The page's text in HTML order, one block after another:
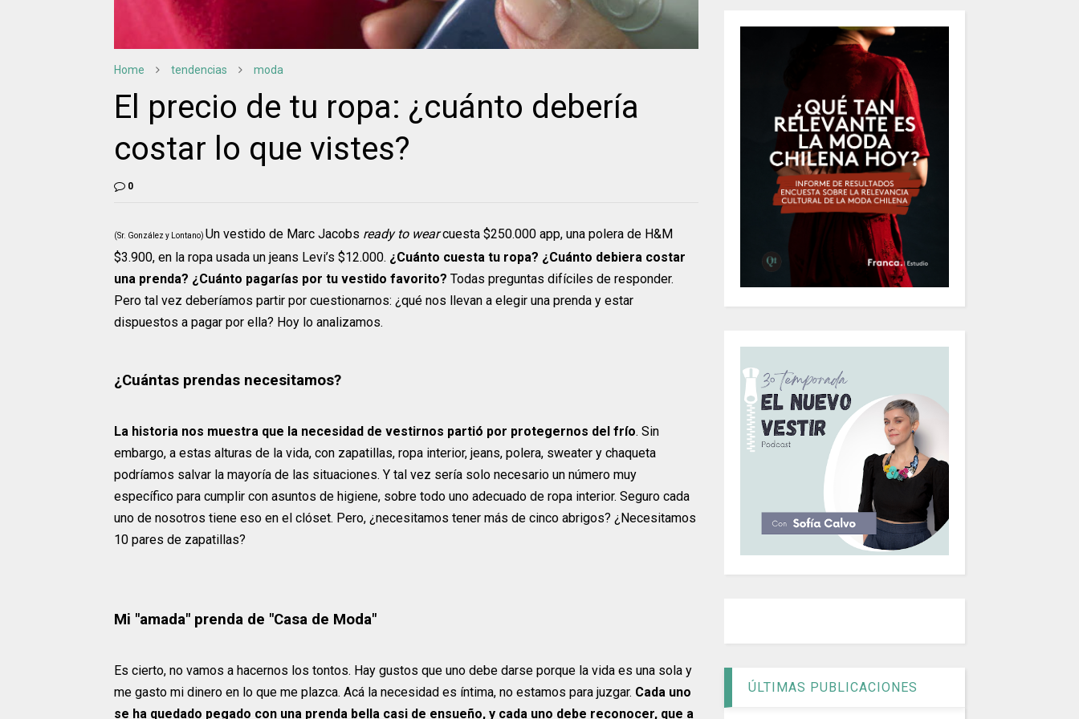
Home tendencias moda
El precio de tu ropa: ¿cuánto debería
costar lo que vistes?
0
(Sr. González y Lontano) Un vestido de Marc Jacobs ready to wearcuesta $250.000 app, una polera de H&M
$3.900, en la ropa usada un jeans Levi’s $12.000. ¿Cuánto cuesta tu ropa? ¿Cuánto debiera costar
una prenda? ¿Cuánto pagarías por tu vestido favorito? Todas preguntas difíciles de responder.
Pero tal vez deberíamos partir por cuestionarnos: ¿qué nos llevan a elegir una prenda y estar
dispuestos a pagar por ella? Hoy lo analizamos.
¿Cuántas prendas necesitamos?
La historia nos muestra que la necesidad de vestirnos partió por protegernos del frío. Sin
embargo, a estas alturas de la vida, con zapatillas, ropa interior, jeans, polera, sweater y chaqueta
podríamos salvar la mayoría de las situaciones. Y tal vez sería solo necesario un número muy
específico para cumplir con asuntos de higiene, sobre todo uno adecuado de ropa interior. Seguro cada
uno de nosotros tiene eso en el clóset. Pero, ¿necesitamos tener más de cinco abrigos? ¿Necesitamos
10 pares de zapatillas?
Mi "amada" prenda de "Casa de Moda"
Es cierto, no vamos a hacernos los tontos. Hay gustos que uno debe darse porque la vida es una sola y
me gasto mi dinero en lo que me plazca. Acá la necesidad es íntima, no estamos para juzgar. Cada uno
se ha quedado pegado con una prenda bella casi de ensueño, y cada uno debe reconocer, que a
ÚLTIMAS PUBLICACIONES